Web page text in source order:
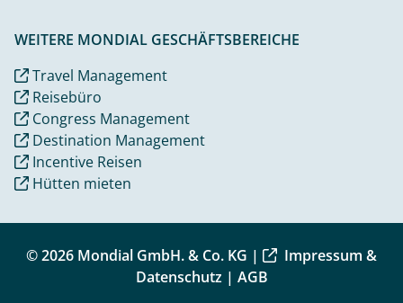
WEITERE MONDIAL GESCHÄFTSBEREICHE
Travel Management
Reisebüro
Congress Management
Destination Management
Incentive Reisen
Hütten mieten
© 2026 Mondial GmbH. & Co. KG |
Impressum &
Datenschutz| AGB